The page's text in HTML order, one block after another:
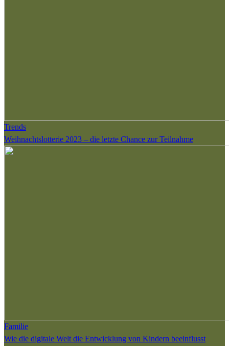
Trends
Weihnachtslotterie 2023 – die letzte Chance zur Teilnahme
Familie
Wie die digitale Welt die Entwicklung von Kindern beeinflusst